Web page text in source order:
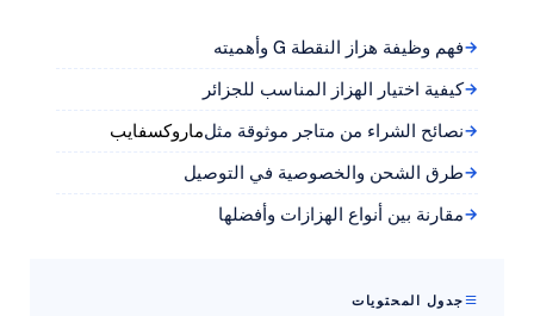
فهم وظيفة هزاز النقطة G وأهميته
كيفية اختيار الهزاز المناسب للجزائر
نصائح الشراء من متاجر موثوقة مثلماروكسفايب
طرق الشحن والخصوصية في التوصيل
مقارنة بين أنواع الهزازات وأفضلها
جدول المحتويات